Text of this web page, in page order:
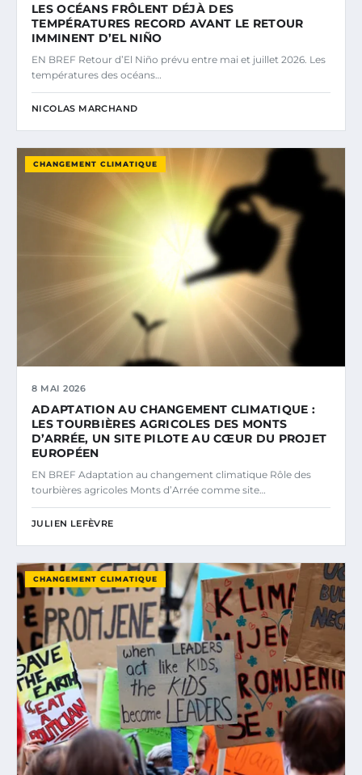
LES OCÉANS FRÔLENT DÉJÀ DES
TEMPÉRATURES RECORD AVANT LE RETOUR
IMMINENT D’EL NIÑO
EN BREF Retour d’El Niño prévu entre mai et juillet 2026. Les
températures des océans…
NICOLAS MARCHAND
CHANGEMENT CLIMATIQUE
8 MAI 2026
ADAPTATION AU CHANGEMENT CLIMATIQUE :
LES TOURBIÈRES AGRICOLES DES MONTS
D’ARRÉE, UN SITE PILOTE AU CŒUR DU PROJET
EUROPÉEN
EN BREF Adaptation au changement climatique Rôle des
tourbières agricoles Monts d’Arrée comme site…
JULIEN LEFÈVRE
CHANGEMENT CLIMATIQUE